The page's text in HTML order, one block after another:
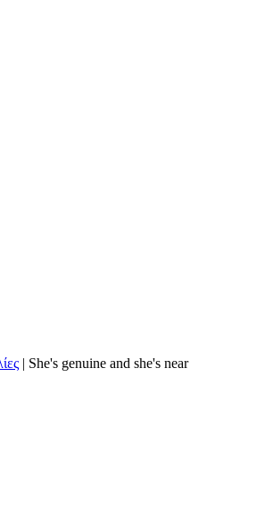
| She's genuine and she's near